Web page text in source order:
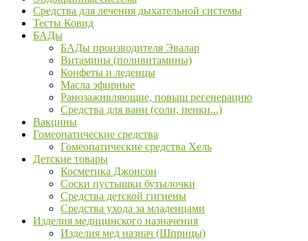
Средства для лечения дыхательной системы
Тесты Ковид
БАДы
БАДы производителя Эвалар
Витамины (поливитамины)
Конфеты и леденцы
Масла эфирные
Ранозаживляющие, повыш регенерацию
Средства для ванн (соли, пенки...)
Вакцины
Гомеопатические средства
Гомеопатические средства Хель
Детские товары
Косметика Джонсон
Соски пустышки бутылочки
Средства детской гигиены
Средства ухода за младенцами
Изделия медицинского назначения
Изделия мед назнач (Шприцы)